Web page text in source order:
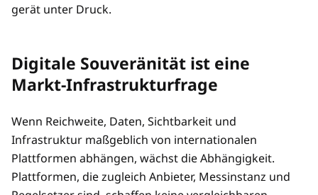
gerät unter Druck.
Digitale Souveränität ist eine
Markt-Infrastrukturfrage
Wenn Reichweite, Daten, Sichtbarkeit und
Infrastruktur maßgeblich von internationalen
Plattformen abhängen, wächst die Abhängigkeit.
Plattformen, die zugleich Anbieter, Messinstanz und